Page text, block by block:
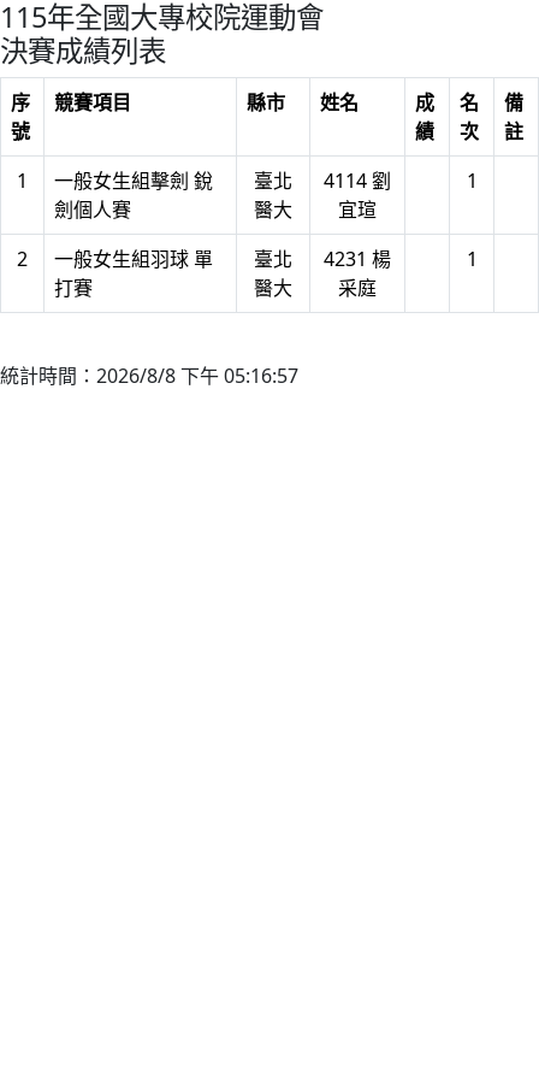
115年全國大專校院運動會
決賽成績列表
序
號
競賽項目 縣市 姓名
成
績
名
次
備
註
1
一般女生組擊劍 銳
劍個人賽
臺北
醫大
4114 劉
宜瑄
1
2
一般女生組羽球 單
打賽
臺北
醫大
4231 楊
采庭
1
統計時間：2026/8/8 下午 05:16:57